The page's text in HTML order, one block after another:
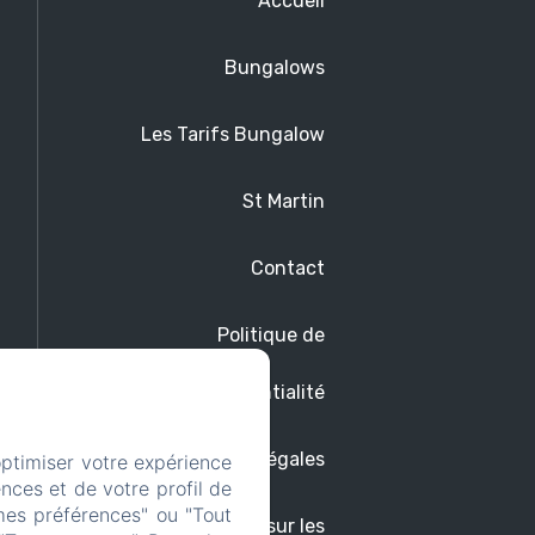
Bungalows
Les Tarifs Bungalow
St Martin
Contact
Politique de
confidentialité
Informations légales
Informations sur les
votre expérience
et de votre profil de
préférences" ou "Tout